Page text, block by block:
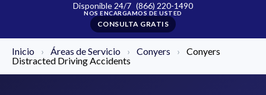
Disponible 24/7 (866) 220-1490
CONSULTA GRATIS
Inicio › Áreas de Servicio › Conyers ›
Conyers
Distracted Driving Accidents